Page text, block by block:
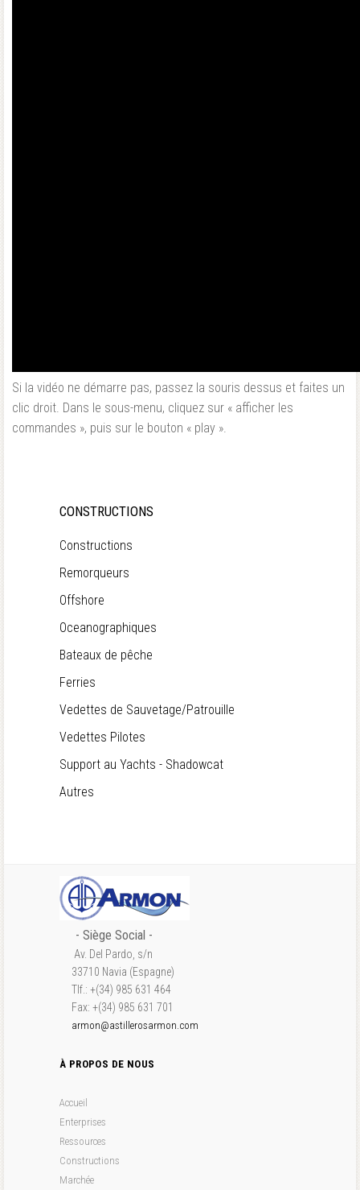
Si la vidéo ne démarre pas, passez la souris dessus et faites un
clic droit. Dans le sous-menu, cliquez sur « afficher les
commandes », puis sur le bouton « play ».
CONSTRUCTIONS
Constructions
Remorqueurs
Offshore
Oceanographiques
Bateaux de pêche
Ferries
Vedettes de Sauvetage/Patrouille
Vedettes Pilotes
Support au Yachts - Shadowcat
Autres
- Siège Social -
Av. Del Pardo, s/n
33710 Navia (Espagne)
Tlf.: +(34) 985 631 464
Fax: +(34) 985 631 701
armon@astillerosarmon.com
À PROPOS DE NOUS
Accueil
Enterprises
Ressources
Constructions
Marchée